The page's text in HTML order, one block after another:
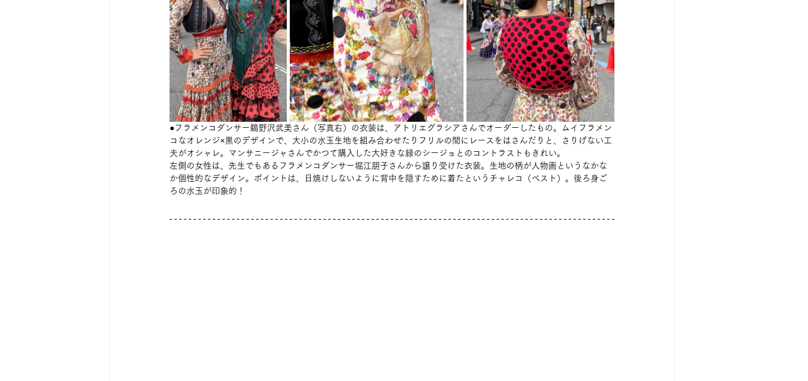
●フラメンコダンサー鵜野沢武美さん（写真右）の衣装は、アトリエグラシアさんでオーダーしたもの。ムイフラメン
コなオレンジ×黒のデザインで、大小の水玉生地を組み合わせたりフリルの間にレースをはさんだりと、さりげない工
夫がオシャレ。マンサニージャさんでかつて購入した大好きな緑のシージョとのコントラストもきれい。
左側の女性は、先生でもあるフラメンコダンサー堀江朋子さんから譲り受けた衣装。生地の柄が人物画というなかな
か個性的なデザイン。ポイントは、日焼けしないように背中を隠すために着たというチャレコ（ベスト）。後ろ身ご
ろの水玉が印象的！